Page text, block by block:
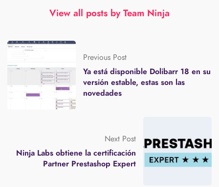
View all posts by Team Ninja
Previous Post
Ya está disponible Dolibarr 18 en su
versión estable, estas son las
novedades
Next Post
Ninja Labs obtiene la certificación
Partner Prestashop Expert